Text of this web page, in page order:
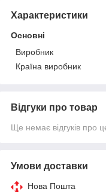
Характеристики
Основні
Виробник
Країна виробник
Відгуки про товар
Ще немає відгуків про
Умови доставки
Нова Пошта